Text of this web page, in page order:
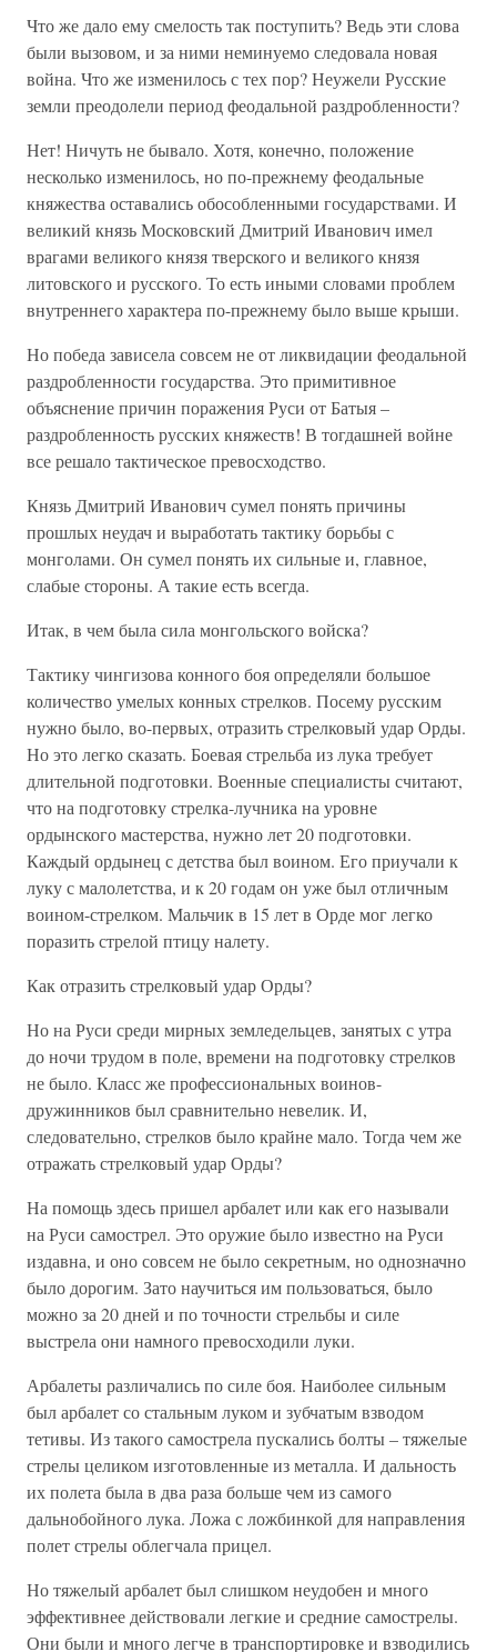
Что же дало ему смелость так поступить? Ведь эти слова
были вызовом, и за ними неминуемо следовала новая
война. Что же изменилось с тех пор? Неужели Русские
земли преодолели период феодальной раздробленности?
Нет! Ничуть не бывало. Хотя, конечно, положение
несколько изменилось, но по-прежнему феодальные
княжества оставались обособленными государствами. И
великий князь Московский Дмитрий Иванович имел
врагами великого князя тверского и великого князя
литовского и русского. То есть иными словами проблем
внутреннего характера по-прежнему было выше крыши.
Но победа зависела совсем не от ликвидации феодальной
раздробленности государства. Это примитивное
объяснение причин поражения Руси от Батыя –
раздробленность русских княжеств! В тогдашней войне
все решало тактическое превосходство.
Князь Дмитрий Иванович сумел понять причины
прошлых неудач и выработать тактику борьбы с
монголами. Он сумел понять их сильные и, главное,
слабые стороны. А такие есть всегда.
Итак, в чем была сила монгольского войска?
Тактику чингизова конного боя определяли большое
количество умелых конных стрелков. Посему русским
нужно было, во-первых, отразить стрелковый удар Орды.
Но это легко сказать. Боевая стрельба из лука требует
длительной подготовки. Военные специалисты считают,
что на подготовку стрелка-лучника на уровне
ордынского мастерства, нужно лет 20 подготовки.
Каждый ордынец с детства был воином. Его приучали к
луку с малолетства, и к 20 годам он уже был отличным
воином-стрелком. Мальчик в 15 лет в Орде мог легко
поразить стрелой птицу налету.
Как отразить стрелковый удар Орды?
Но на Руси среди мирных земледельцев, занятых с утра
до ночи трудом в поле, времени на подготовку стрелков
не было. Класс же профессиональных воинов-
дружинников был сравнительно невелик. И,
следовательно, стрелков было крайне мало. Тогда чем же
отражать стрелковый удар Орды?
На помощь здесь пришел арбалет или как его называли
на Руси самострел. Это оружие было известно на Руси
издавна, и оно совсем не было секретным, но однозначно
было дорогим. Зато научиться им пользоваться, было
можно за 20 дней и по точности стрельбы и силе
выстрела они намного превосходили луки.
Арбалеты различались по силе боя. Наиболее сильным
был арбалет со стальным луком и зубчатым взводом
тетивы. Из такого самострела пускались болты – тяжелые
стрелы целиком изготовленные из металла. И дальность
их полета была в два раза больше чем из самого
дальнобойного лука. Ложа с ложбинкой для направления
полет стрелы облегчала прицел.
Но тяжелый арбалет был слишком неудобен и много
эффективнее действовали легкие и средние самострелы.
Они были и много легче в транспортировке и взводились